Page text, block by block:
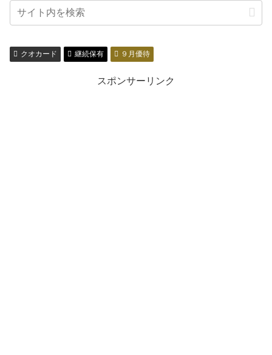
クオカード 継続保有 ９月優待
スポンサーリンク